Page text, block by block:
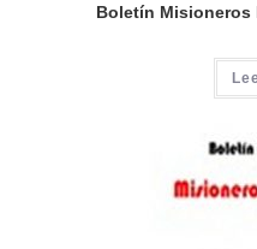
Boletín Misioneros